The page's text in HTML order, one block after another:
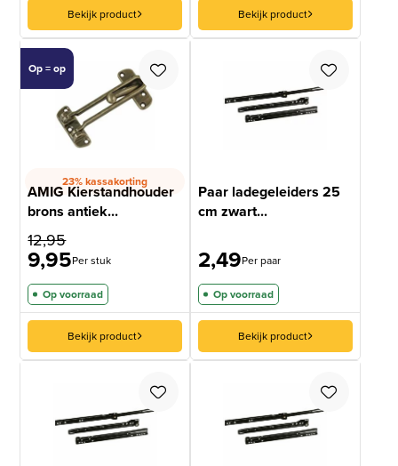
Bekijk product Bekijk product
Op = op
23% kassakorting
AMIG Kierstandhouder
brons antiek...
12,95
9,95Per stuk
Op voorraad
Bekijk product
Paar ladegeleiders 25
cm zwart...
2,49Per paar
Op voorraad
Bekijk product